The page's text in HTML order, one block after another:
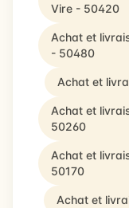
Vire - 50420
Achat et
- 50480
Achat et
Achat et
50260
Achat et
50170
Achat et